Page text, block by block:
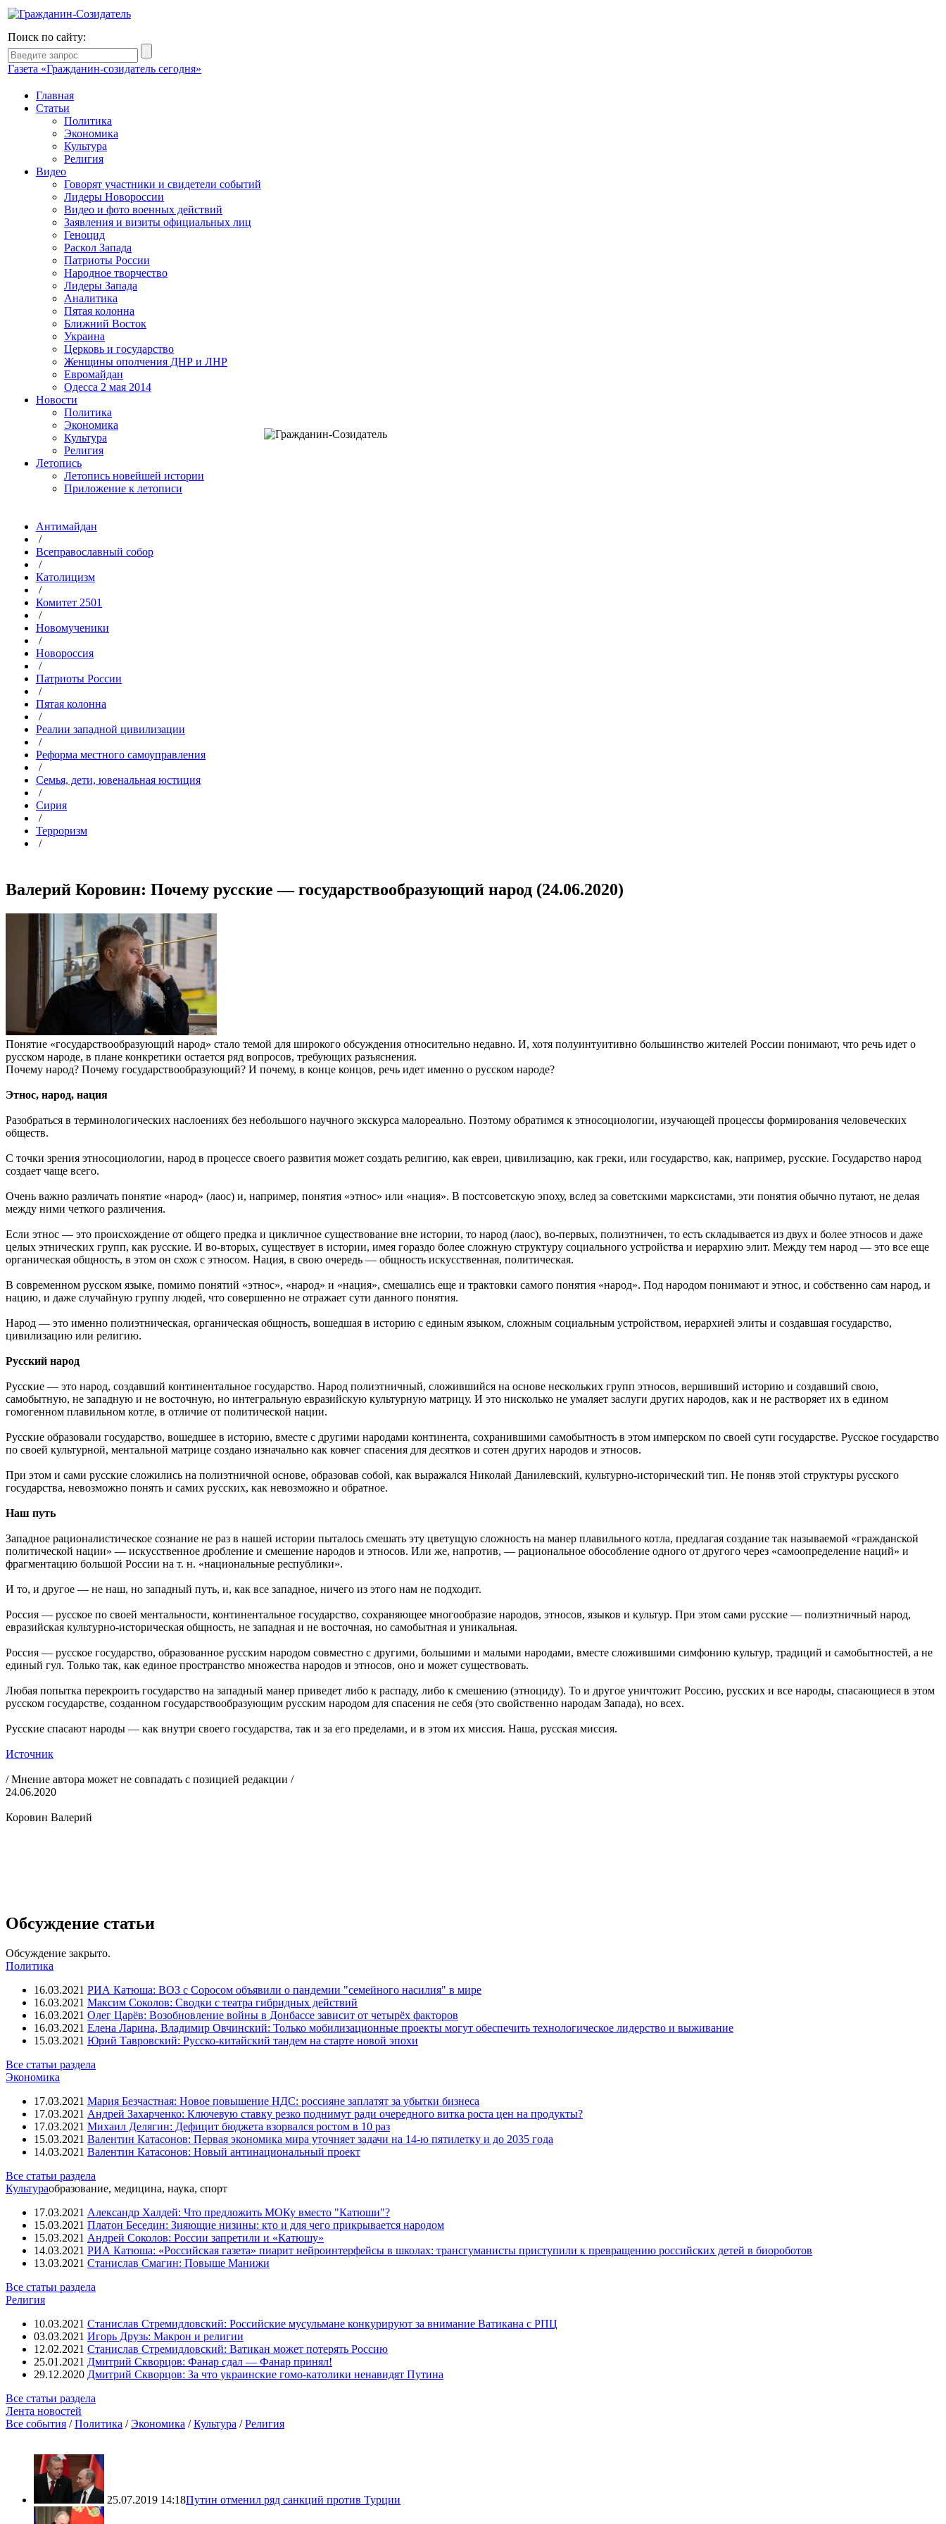
Поиск по сайту:
Газета «Гражданин-созидатель сегодня»
Главная
Статьи
Политика
Экономика
Культура
Религия
Видео
Говорят участники и свидетели событий
Лидеры Новороссии
Видео и фото военных действий
Заявления и визиты официальных лиц
Геноцид
Раскол Запада
Патриоты России
Народное творчество
Лидеры Запада
Аналитика
Пятая колонна
Ближний Восток
Украина
Церковь и государство
Женщины ополчения ДНР и ЛНР
Евромайдан
Одесса 2 мая 2014
Новости
Политика
Экономика
Культура
Религия
Летопись
Летопись новейшей истории
Приложение к летописи
Антимайдан
/
Всеправославный собор
/
Католицизм
/
Комитет 2501
/
Новомученики
/
Новороссия
/
Патриоты России
/
Пятая колонна
/
Реалии западной цивилизации
/
Реформа местного самоуправления
/
Семья, дети, ювенальная юстиция
/
Сирия
/
Терроризм
/
Валерий Коровин: Почему русские — государствообразующий народ (24.06.2020)
Понятие «государствообразующий народ» стало темой для широкого обсуждения относительно недавно. И, хотя полуинтуитивно большинство жителей России понимают, что речь идет о
русском народе, в плане конкретики остается ряд вопросов, требующих разъяснения.
Почему народ? Почему государствообразующий? И почему, в конце концов, речь идет именно о русском народе?
Этнос, народ, нация
Разобраться в терминологических наслоениях без небольшого научного экскурса малореально. Поэтому обратимся к этносоциологии, изучающей процессы формирования человеческих
обществ.
С точки зрения этносоциологии, народ в процессе своего развития может создать религию, как евреи, цивилизацию, как греки, или государство, как, например, русские. Государство народ
создает чаще всего.
Очень важно различать понятие «народ» (лаос) и, например, понятия «этнос» или «нация». В постсоветскую эпоху, вслед за советскими марксистами, эти понятия обычно путают, не делая
между ними четкого различения.
Если этнос — это происхождение от общего предка и цикличное существование вне истории, то народ (лаос), во-первых, полиэтничен, то есть складывается из двух и более этносов и даже
целых этнических групп, как русские. И во-вторых, существует в истории, имея гораздо более сложную структуру социального устройства и иерархию элит. Между тем народ — это все еще
органическая общность, в этом он схож с этносом. Нация, в свою очередь — общность искусственная, политическая.
В современном русском языке, помимо понятий «этнос», «народ» и «нация», смешались еще и трактовки самого понятия «народ». Под народом понимают и этнос, и собственно сам народ, и
нацию, и даже случайную группу людей, что совершенно не отражает сути данного понятия.
Народ — это именно полиэтническая, органическая общность, вошедшая в историю с единым языком, сложным социальным устройством, иерархией элиты и создавшая государство,
цивилизацию или религию.
Русский народ
Русские — это народ, создавший континентальное государство. Народ полиэтничный, сложившийся на основе нескольких групп этносов, вершивший историю и создавший свою,
самобытную, не западную и не восточную, но интегральную евразийскую культурную матрицу. И это нисколько не умаляет заслуги других народов, как и не растворяет их в едином
гомогенном плавильном котле, в отличие от политической нации.
Русские образовали государство, вошедшее в историю, вместе с другими народами континента, сохранившими самобытность в этом имперском по своей сути государстве. Русское государство
по своей культурной, ментальной матрице создано изначально как ковчег спасения для десятков и сотен других народов и этносов.
При этом и сами русские сложились на полиэтничной основе, образовав собой, как выражался Николай Данилевский, культурно-исторический тип. Не поняв этой структуры русского
государства, невозможно понять и самих русских, как невозможно и обратное.
Наш путь
Западное рационалистическое сознание не раз в нашей истории пыталось смешать эту цветущую сложность на манер плавильного котла, предлагая создание так называемой «гражданской
политической нации» — искусственное дробление и смешение народов и этносов. Или же, напротив, — рациональное обособление одного от другого через «самоопределение наций» и
фрагментацию большой России на т. н. «национальные республики».
И то, и другое — не наш, но западный путь, и, как все западное, ничего из этого нам не подходит.
Россия — русское по своей ментальности, континентальное государство, сохраняющее многообразие народов, этносов, языков и культур. При этом сами русские — полиэтничный народ,
евразийская культурно-историческая общность, не западная и не восточная, но самобытная и уникальная.
Россия — русское государство, образованное русским народом совместно с другими, большими и малыми народами, вместе сложившими симфонию культур, традиций и самобытностей, а не
единый гул. Только так, как единое пространство множества народов и этносов, оно и может существовать.
Любая попытка перекроить государство на западный манер приведет либо к распаду, либо к смешению (этноциду). То и другое уничтожит Россию, русских и все народы, спасающиеся в этом
русском государстве, созданном государствообразующим русским народом для спасения не себя (это свойственно народам Запада), но всех.
Русские спасают народы — как внутри своего государства, так и за его пределами, и в этом их миссия. Наша, русская миссия.
Источник
/ Мнение автора может не совпадать с позицией редакции /
24.06.2020
Коровин Валерий
Обсуждение статьи
Обсуждение закрыто.
Политика
16.03.2021 РИА Катюша: ВОЗ с Соросом объявили о пандемии "семейного насилия" в мире
16.03.2021 Максим Соколов: Сводки с театра гибридных действий
16.03.2021 Олег Царёв: Возобновление войны в Донбассе зависит от четырёх факторов
16.03.2021 Елена Ларина, Владимир Овчинский: Только мобилизационные проекты могут обеспечить технологическое лидерство и выживание
15.03.2021 Юрий Тавровский: Русско-китайский тандем на старте новой эпохи
Все статьи раздела
Экономика
17.03.2021 Мария Безчастная: Новое повышение НДС: россияне заплатят за убытки бизнеса
17.03.2021 Андрей Захарченко: Ключевую ставку резко поднимут ради очередного витка роста цен на продукты?
17.03.2021 Михаил Делягин: Дефицит бюджета взорвался ростом в 10 раз
15.03.2021 Валентин Катасонов: Первая экономика мира уточняет задачи на 14-ю пятилетку и до 2035 года
14.03.2021 Валентин Катасонов: Новый антинациональный проект
Все статьи раздела
Культураобразование, медицина, наука, спорт
17.03.2021 Александр Халдей: Что предложить МОКу вместо "Катюши"?
15.03.2021 Платон Беседин: Зияющие низины: кто и для чего прикрывается народом
15.03.2021 Андрей Соколов: России запретили и «Катюшу»
14.03.2021 РИА Катюша: «Российская газета» пиарит нейроинтерфейсы в школах: трансгуманисты приступили к превращению российских детей в биороботов
13.03.2021 Станислав Смагин: Повыше Манижи
Все статьи раздела
Религия
10.03.2021 Станислав Стремидловский: Российские мусульмане конкурируют за внимание Ватикана с РПЦ
03.03.2021 Игорь Друзь: Макрон и религии
12.02.2021 Станислав Стремидловский: Ватикан может потерять Россию
25.01.2021 Дмитрий Скворцов: Фанар сдал — Фанар принял!
29.12.2020 Дмитрий Скворцов: За что украинские гомо-католики ненавидят Путина
Все статьи раздела
Лента новостей
Все события /Политика /Экономика /Культура /Религия
25.07.2019 14:18Путин отменил ряд санкций против Турции